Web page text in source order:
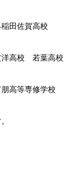
田佐賀高校
高校 若葉高校
高等専修学校